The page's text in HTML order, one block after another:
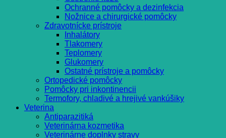
Ochranné pomôcky a dezinfekcia
Nožnice a chirurgické pomôcky
Zdravotnícke prístroje
Inhalátory
Tlakomery
Teplomery
Glukomery
Ostatné prístroje a pomôcky
Ortopedické pomôcky
Pomôcky pri inkontinencii
Termofory, chladivé a hrejivé vankúšiky
Veterina
Antiparazitiká
Veterinárna kozmetika
Veterinárne doplnky stravy